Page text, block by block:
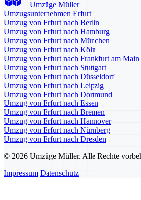
Umzüge Müller
Umzugsunternehmen Erfurt
Umzug von Erfurt nach Berlin
Umzug von Erfurt nach Hamburg
Umzug von Erfurt nach München
Umzug von Erfurt nach Köln
Umzug von Erfurt nach Frankfurt am Main
Umzug von Erfurt nach Stuttgart
Umzug von Erfurt nach Düsseldorf
Umzug von Erfurt nach Leipzig
Umzug von Erfurt nach Dortmund
Umzug von Erfurt nach Essen
Umzug von Erfurt nach Bremen
Umzug von Erfurt nach Hannover
Umzug von Erfurt nach Nürnberg
Umzug von Erfurt nach Dresden
© 2026 Umzüge Müller. Alle Rechte
Impressum Datenschutz